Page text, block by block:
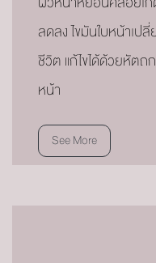
ลดลง ไขมันใบหน้าเป
ชีวิต แก้ไขได้ด้วยหัตถ
หน้า
See More